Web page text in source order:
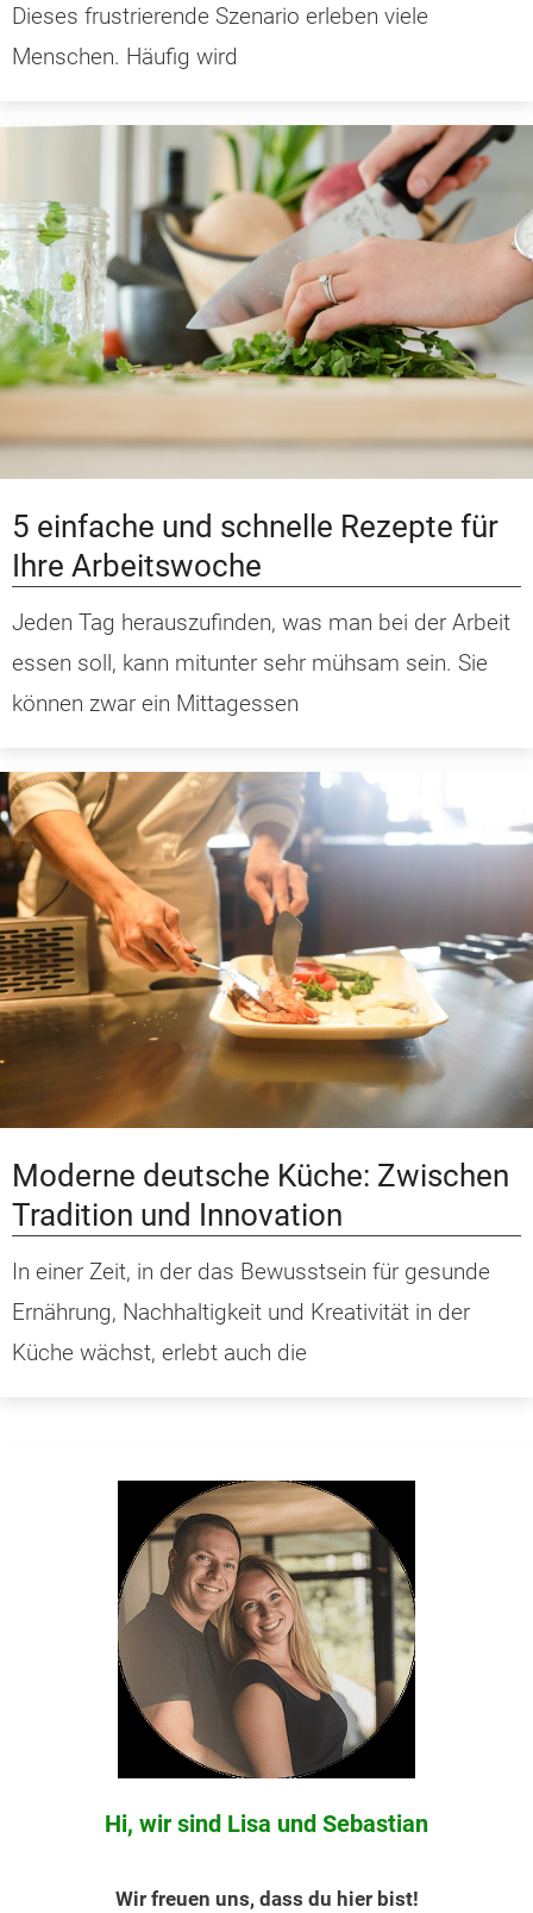
Dieses frustrierende Szenario erleben viele
Menschen. Häufig wird
5 einfache und schnelle Rezepte für
Ihre Arbeitswoche
Jeden Tag herauszufinden, was man bei der Arbeit
essen soll, kann mitunter sehr mühsam sein. Sie
können zwar ein Mittagessen
Moderne deutsche Küche: Zwischen
Tradition und Innovation
In einer Zeit, in der das Bewusstsein für gesunde
Ernährung, Nachhaltigkeit und Kreativität in der
Küche wächst, erlebt auch die
Hi, wir sind Lisa und Sebastian
Wir freuen uns, dass du hier bist!